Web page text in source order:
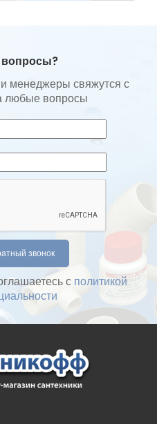
менеджеры свяжутся с
любые вопросы
с политикой